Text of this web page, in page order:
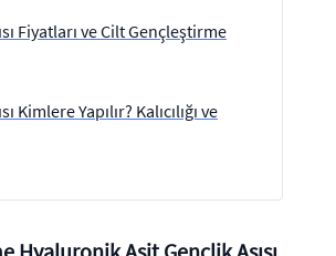
Fiyatları ve Cilt Gençleştirme
Kimlere Yapılır? Kalıcılığı ve